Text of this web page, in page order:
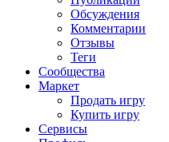
Обсуждения
Комментарии
Отзывы
Теги
Сообщества
Маркет
Продать игру
Купить игру
Сервисы